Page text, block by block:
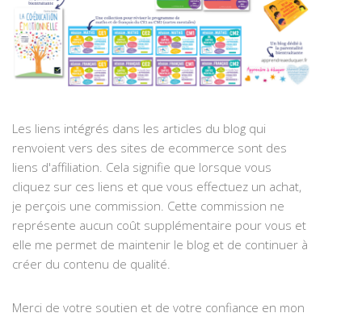
Les liens intégrés dans les articles du blog qui
renvoient vers des sites de ecommerce sont des
liens d'affiliation. Cela signifie que lorsque vous
cliquez sur ces liens et que vous effectuez un achat,
je perçois une commission. Cette commission ne
représente aucun coût supplémentaire pour vous et
elle me permet de maintenir le blog et de continuer à
créer du contenu de qualité.
Merci de votre soutien et de votre confiance en mon